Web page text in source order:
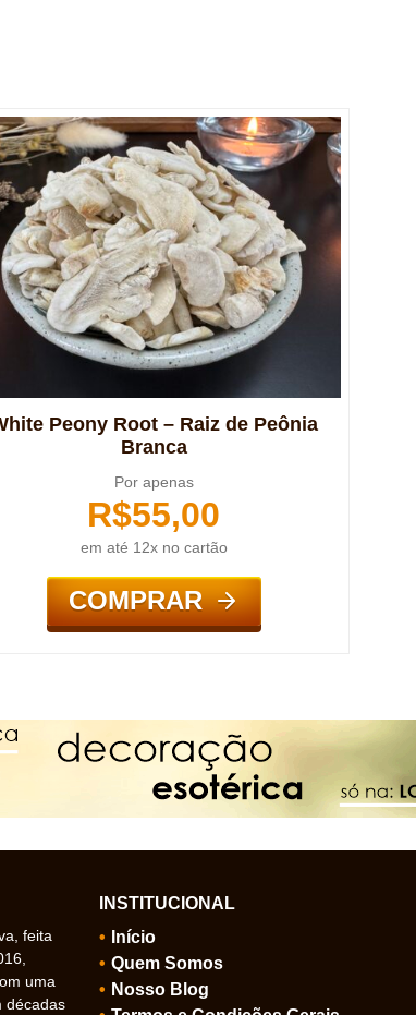
Peony Root – Raiz de Peônia
Branca
Por apenas
R$55,00
em até 12x no cartão
COMPRAR
feita
uma
décadas
INSTITUCIONAL
Início
Quem Somos
Nosso Blog